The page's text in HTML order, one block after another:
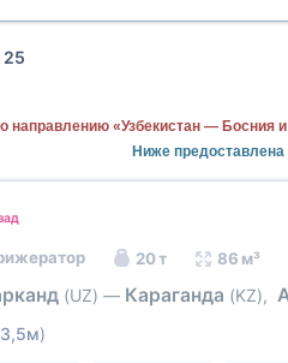
25
направлению «Узбекистан — Босния
Ниже
20 т 86 м³
(UZ) — Караганда (KZ),
)